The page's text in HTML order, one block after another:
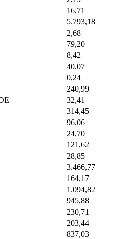
16,71
5.793,18
2,68
79,20
8,42
40,07
0,24
240,99
32,41
314,45
96,06
24,70
121,62
28,85
3.466,77
164,17
1.094,82
945,88
230,71
203,44
837,03